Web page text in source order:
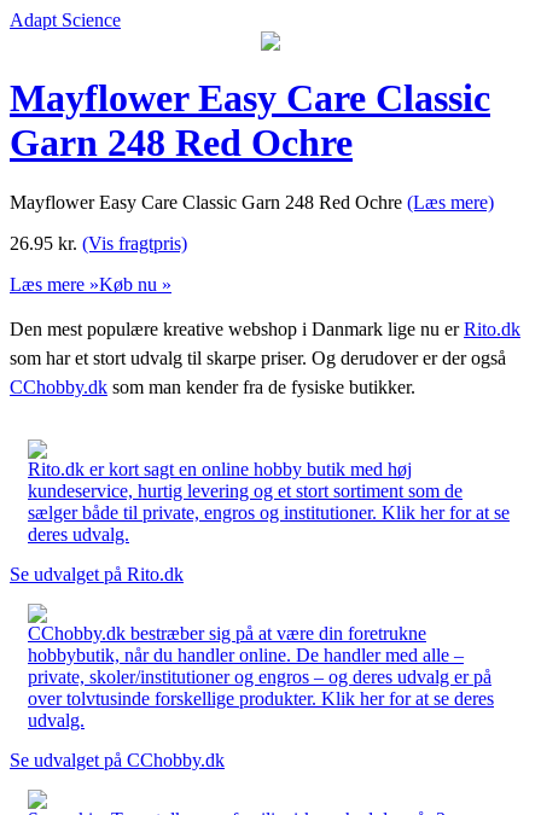
Adapt Science
Mayflower Easy Care Classic
Garn 248 Red Ochre
Mayflower Easy Care Classic Garn 248 Red Ochre (Læs mere)
26.95 kr. (Vis fragtpris)
Læs mere »Køb nu »
Den mest populære kreative webshop i Danmark lige nu erRito.dk
som har et stort udvalg til skarpe priser. Og derudover er der også
CChobby.dk som man kender fra de fysiske butikker.
Rito.dk er kort sagt en online hobby butik med høj
kundeservice, hurtig levering og et stort sortiment som de
sælger både til private, engros og institutioner. Klik her for at se
deres udvalg.
Se udvalget på Rito.dk
CChobby.dk bestræber sig på at være din foretrukne
hobbybutik, når du handler online. De handler med alle –
private, skoler/institutioner og engros – og deres udvalg er på
over tolvtusinde forskellige produkter. Klik her for at se deres
udvalg.
Se udvalget på CChobby.dk